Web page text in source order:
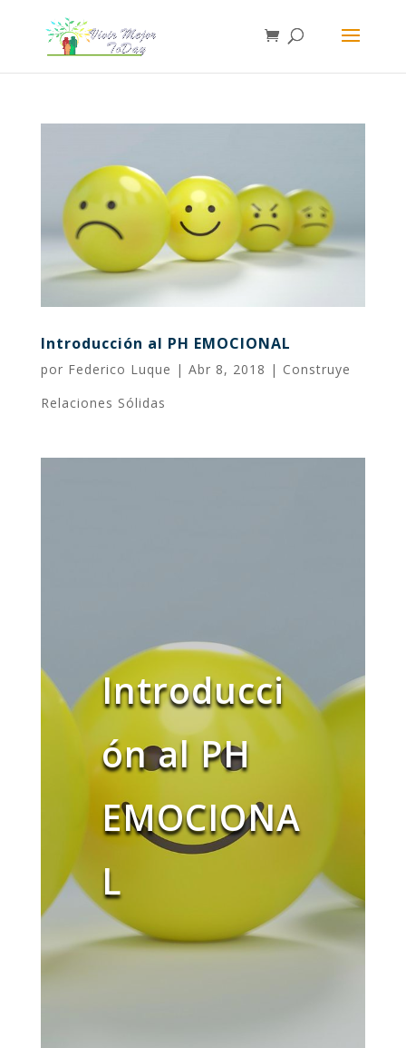
Introducción al PH EMOCIONAL
por Federico Luque | Abr 8, 2018 | Construye
Relaciones Sólidas
Introducci
ón al PH
EMOCIONA
L